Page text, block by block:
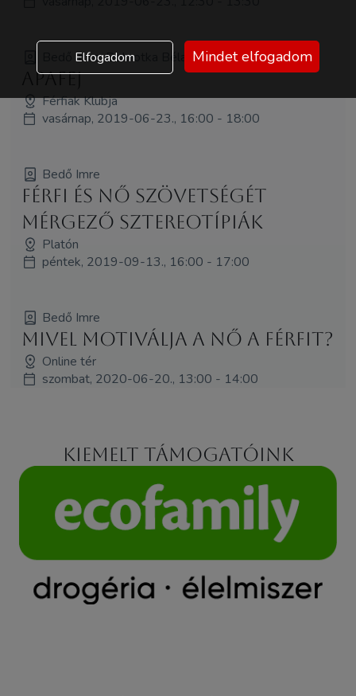
Bedő Imre, Dobrotka Béla, Klein Csaba
ApaFej
Férfiak Klubja
vasárnap, 2019-06-23., 16:00 - 18:00
Bedő Imre
Férfi és Nő szövetségét
mérgező sztereotípiák
Platón
péntek, 2019-09-13., 16:00 - 17:00
Bedő Imre
Mivel motiválja a nő a férfit?
Online tér
szombat, 2020-06-20., 13:00 - 14:00
Kiemelt támogatóink
Elfogadom Mindet elfogadom